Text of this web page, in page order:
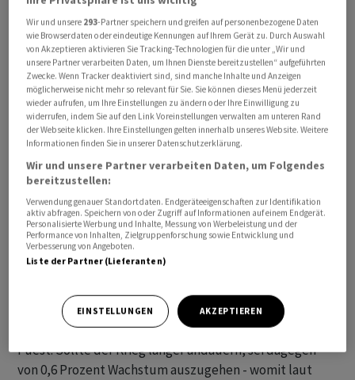
Bundesregierung könne jedoch nur begrenzt
gegensteuern - und müsse eher «daran arbeiten, ihre
Hausaufgaben zu machen», sagte Fuest.
«Gegen diesen Anstieg der Weltmarktpreise für Energie
kann Deutschland allein relativ wenig machen.» Auch
um Entlastungen etwa für Pendlerinnen und Pendler
anzubieten, sei es aus seiner Sicht noch zu früh, sagte
der Ifo-Chef. «Darüber wird man eher reden, wenn das
Die Münchner Wirtschaftsforscher gehen bei einem
baldigen Kriegsende von einem Wirtschaftswachstum
von 0,8 Prozent in diesem Jahr aus - 0,2 Prozentpunkte
weniger als ansonsten zu erwarten gewesen wäre.
«Damit kann man noch leben», auch wenn das «nicht
schön bei dem sowieso niedrigen Wachstum» sei, sagte
Fuest. Sollte der Krieg länger andauern, sei dagegen
von 0,6 Prozent Wachstum auszugehen - womit laut
Wir und unsere 293-Partner speichern und greifen auf personenbezogene Daten
wie Browserdaten oder eindeutige Kennungen auf Ihrem Gerät zu. Durch Auswahl
von Akzeptieren aktivieren Sie Tracking-Technologien für die unter „Wir und
unsere Partner verarbeiten Daten, um Ihnen Dienste bereitzustellen“ aufgeführten
Zwecke. Wenn Tracker deaktiviert sind, sind manche Inhalte und Anzeigen
möglicherweise nicht mehr so relevant für Sie. Sie können dieses Menü jederzeit
wieder aufrufen, um Ihre Einstellungen zu ändern oder Ihre Einwilligung zu
widerrufen, indem Sie auf den Link Voreinstellungen verwalten am unteren Rand
der Webseite klicken. Ihre Einstellungen gelten innerhalb unseres Website. Weitere
Informationen finden Sie in unserer Datenschutzerklärung.
Wir und unsere Partner verarbeiten Daten, um Folgendes
bereitzustellen:
Verwendung genauer Standortdaten. Endgeräteeigenschaften zur Identifikation
aktiv abfragen. Speichern von oder Zugriff auf Informationen auf einem Endgerät.
Personalisierte Werbung und Inhalte, Messung von Werbeleistung und der
Performance von Inhalten, Zielgruppenforschung sowie Entwicklung und
Verbesserung von Angeboten.
Liste der Partner (Lieferanten)
EINSTELLUNGEN AKZEPTIEREN